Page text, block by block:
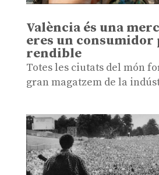
València és una
eres un consumidor
rendible
Totes les ciutats del món
gran magatzem de la